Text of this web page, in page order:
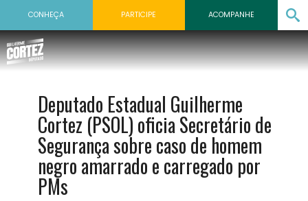
CONHEÇA PARTICIPE ACOMPANHE
Deputado Estadual Guilherme
Cortez (PSOL) oficia Secretário de
Segurança sobre caso de homem
negro amarrado e carregado por
PMs